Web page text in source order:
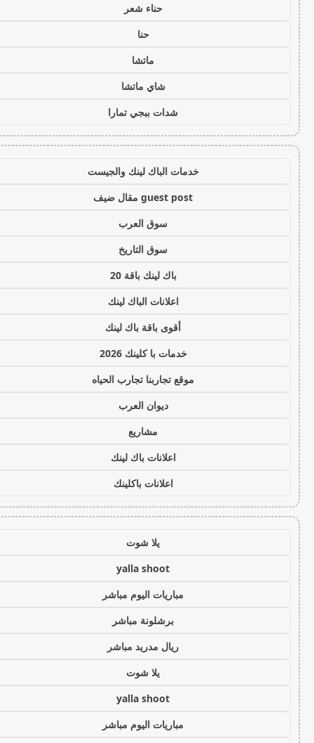
حناء شعر
حنا
ماتشا
شاي ماتشا
شدات ببجي تمارا
خدمات الباك لينك والجيست
guest post مقال ضيف
سوق العرب
سوق التاريخ
باك لينك باقة 20
اعلانات الباك لينك
أقوى باقة باك لينك
خدمات با كلينك 2026
موقع تجاربنا تجارب الحياه
ديوان العرب
مشاريع
اعلانات باك لينك
اعلانات باكلينك
يلا شوت
yalla shoot
مباريات اليوم مباشر
برشلونة مباشر
ريال مدريد مباشر
يلا شوت
yalla shoot
مباريات اليوم مباشر